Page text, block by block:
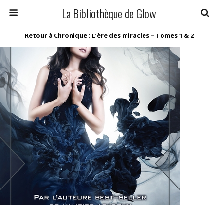
La Bibliothèque de Glow
Retour à Chronique : L’ère des miracles – Tomes 1 & 2